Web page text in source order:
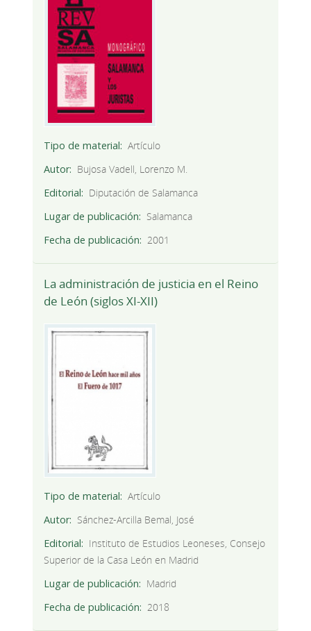
Tipo de material
Artículo
Autor
Bujosa Vadell, Lorenzo M.
Editorial
Diputación de Salamanca
Lugar de publicación
Salamanca
Fecha de publicación
2001
La administración de justicia en el Reino
de León (siglos XI-XII)
Tipo de material
Artículo
Autor
Sánchez-Arcilla Bemal, José
Editorial
Instituto de Estudios Leoneses, Consejo
Superior de la Casa León en Madrid
Lugar de publicación
Madrid
Fecha de publicación
2018